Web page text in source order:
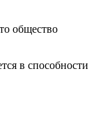
общество
в способности